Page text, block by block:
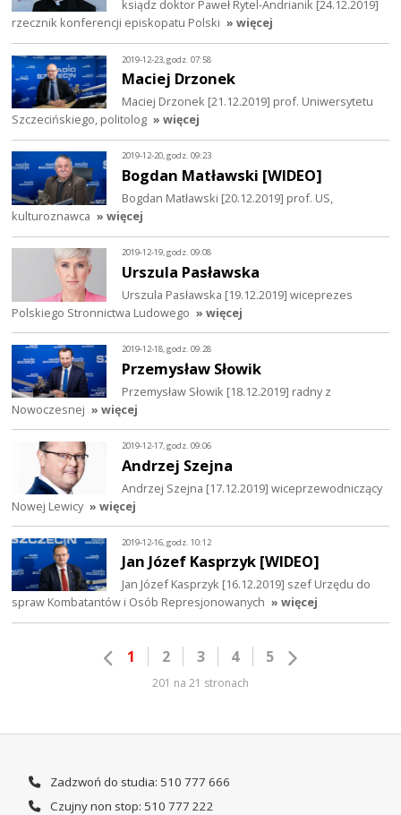
ksiądz doktor Paweł Rytel-Andrianik [24.12.2019]
rzecznik konferencji episkopatu Polski » więcej
2019-12-23, godz. 07:58
Maciej Drzonek
Maciej Drzonek [21.12.2019] prof. Uniwersytetu
Szczecińskiego, politolog » więcej
2019-12-20, godz. 09:23
Bogdan Matławski [WIDEO]
Bogdan Matławski [20.12.2019] prof. US,
kulturoznawca » więcej
2019-12-19, godz. 09:08
Urszula Pasławska
Urszula Pasławska [19.12.2019] wiceprezes
Polskiego Stronnictwa Ludowego » więcej
2019-12-18, godz. 09:28
Przemysław Słowik
Przemysław Słowik [18.12.2019] radny z
Nowoczesnej » więcej
2019-12-17, godz. 09:06
Andrzej Szejna
Andrzej Szejna [17.12.2019] wiceprzewodniczący
Nowej Lewicy » więcej
2019-12-16, godz. 10:12
Jan Józef Kasprzyk [WIDEO]
Jan Józef Kasprzyk [16.12.2019] szef Urzędu do
spraw Kombatantów i Osób Represjonowanych » więcej
1 2 3 4 5
201 na 21 stronach
Zadzwoń do studia: 510 777 666
Czujny non stop: 510 777 222